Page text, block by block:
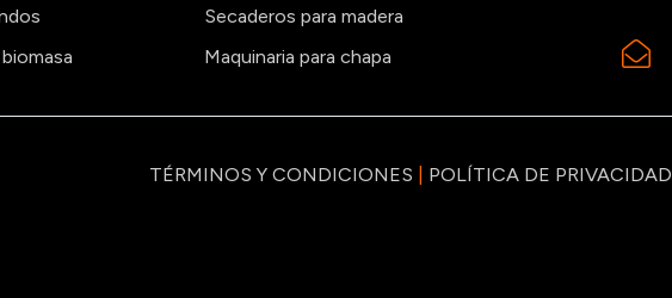
Secaderos para madera
Maquinaria para chapa
TÉRMINOS Y CONDICIONES POLÍTICA DE PRIVACIDAD